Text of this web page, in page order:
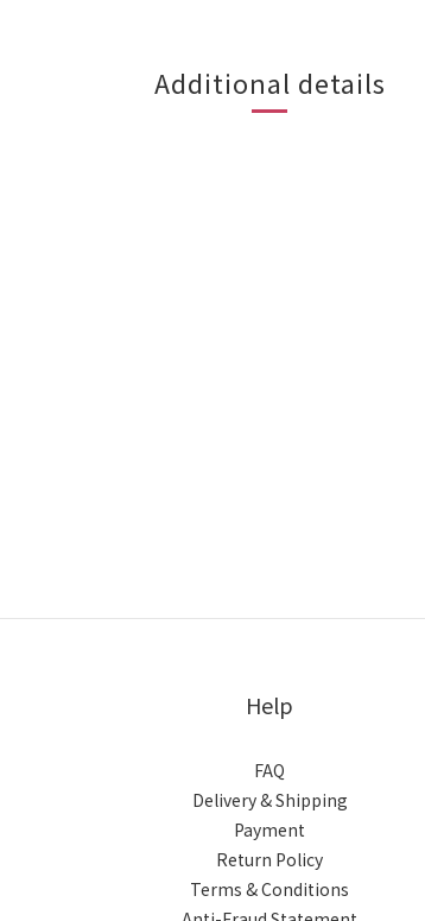
Additional details
Help
FAQ
Delivery & Shipping
Payment
Return Policy
Terms & Conditions